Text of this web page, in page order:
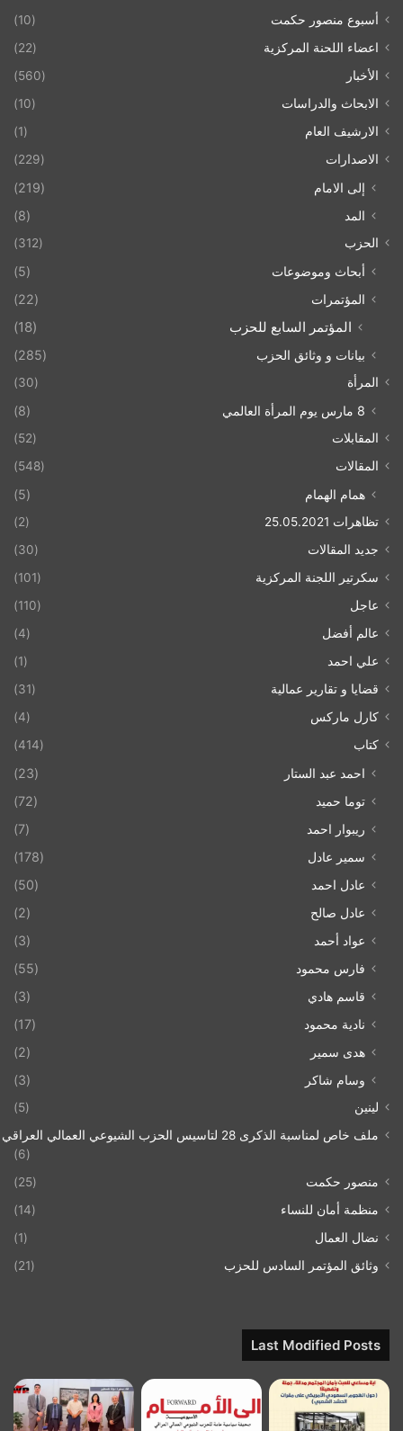
أسبوع منصور حكمت
(10)
اعضاء اللحنة المركزية
(22)
الأخبار
(560)
الابحاث والدراسات
(10)
الارشيف العام
(1)
الاصدارات
(229)
إلى الامام
(219)
المد
(8)
الحزب (312)
أبحاث وموضوعات
(5)
المؤتمرات
(22)
المؤتمر السابع للحزب (18)
بيانات و وثائق الحزب (285)
المرأة (30)
8 مارس يوم المرأة العالمي (8)
المقابلات
(52)
المقالات
(548)
همام الهمام (5)
تظاهرات 25.05.2021
(2)
جديد المقالات
(30)
سكرتير اللجنة المركزية
(101)
عاجل
(110)
عالم أفضل
(4)
علي احمد
(1)
قضايا و تقارير عمالية
(31)
كارل ماركس
(4)
كتاب
(414)
احمد عبد الستار
(23)
توما حميد
(72)
ريبوار احمد
(7)
سمير عادل
(178)
عادل احمد
(50)
عادل صالح
(2)
عواد أحمد
(3)
فارس محمود
(55)
قاسم هادي
(3)
نادية محمود
(17)
هدى سمير
(2)
وسام شاكر
(3)
لينين
(5)
ملف خاص لمناسبة الذكرى 28 لتاسيس الحزب الشيوعي العمالي العراقي 1993/07/21
(6)
منصور حكمت
(25)
منظمة أمان للنساء
(14)
نضال العمال
(1)
وثائق المؤتمر السادس للحزب
(21)
Last Modified Posts